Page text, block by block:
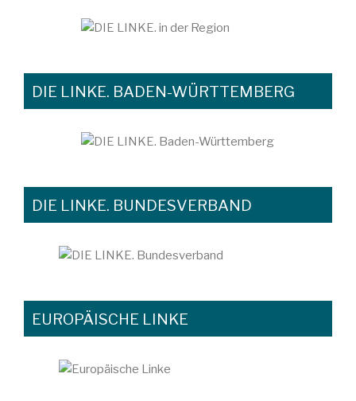
DIE LINKE. BADEN-WÜRTTEMBERG
DIE LINKE. BUNDESVERBAND
EUROPÄISCHE LINKE